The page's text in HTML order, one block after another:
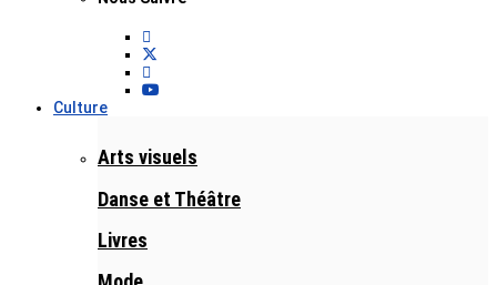
Culture
Arts visuels
Danse et Théâtre
Livres